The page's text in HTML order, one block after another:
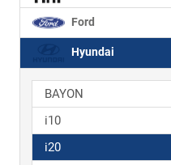
Ford
Hyundai
BAYON
i10
i20